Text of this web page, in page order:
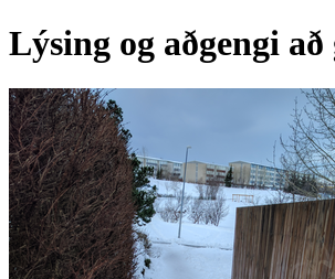
Lýsing og aðgengi